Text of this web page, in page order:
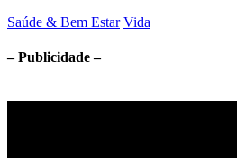
Saúde & Bem Estar Vida
– Publicidade –